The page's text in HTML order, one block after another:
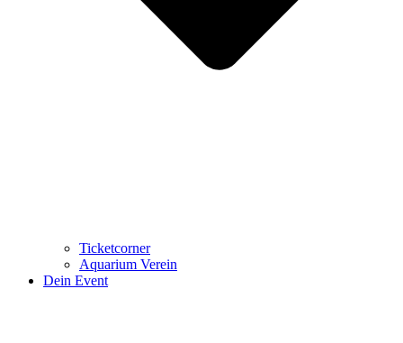
Ticketcorner
Aquarium Verein
Dein Event